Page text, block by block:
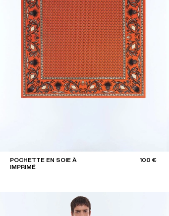
POCHETTE EN SOIE À
IMPRIMÉ
100 €